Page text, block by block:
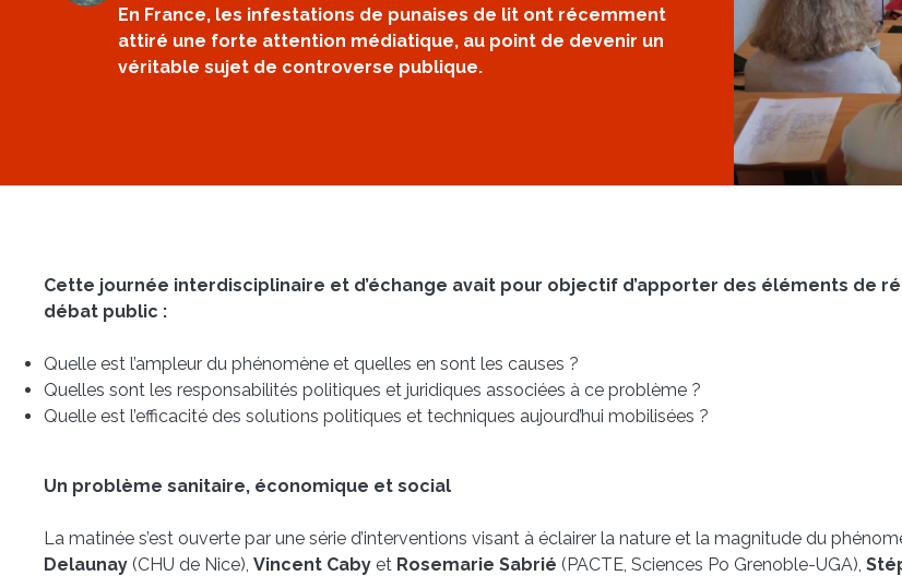
En France, les infestations de punaises de lit ont récemment
attiré une forte attention médiatique, au point de devenir un
véritable sujet de controverse publique.
Cette journée interdisciplinaire et d’échange avait pour objectif d’apporter des éléments de
débat public :
Quelle est l’ampleur du phénomène et quelles en sont les causes ?
Quelles sont les responsabilités politiques et juridiques associées à ce problème ?
Quelle est l’efficacité des solutions politiques et techniques aujourd’hui mobilisées ?
Un problème sanitaire, économique et social
La matinée s’est ouverte par une série d’interventions visant à éclairer la nature et la magnitude du
Delaunay (CHU de Nice), Vincent Caby et Rosemarie Sabrié (PACTE, Sciences Po Grenoble-UGA),